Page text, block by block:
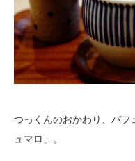
つっくんのおかわり、パフ
ュマロ」。